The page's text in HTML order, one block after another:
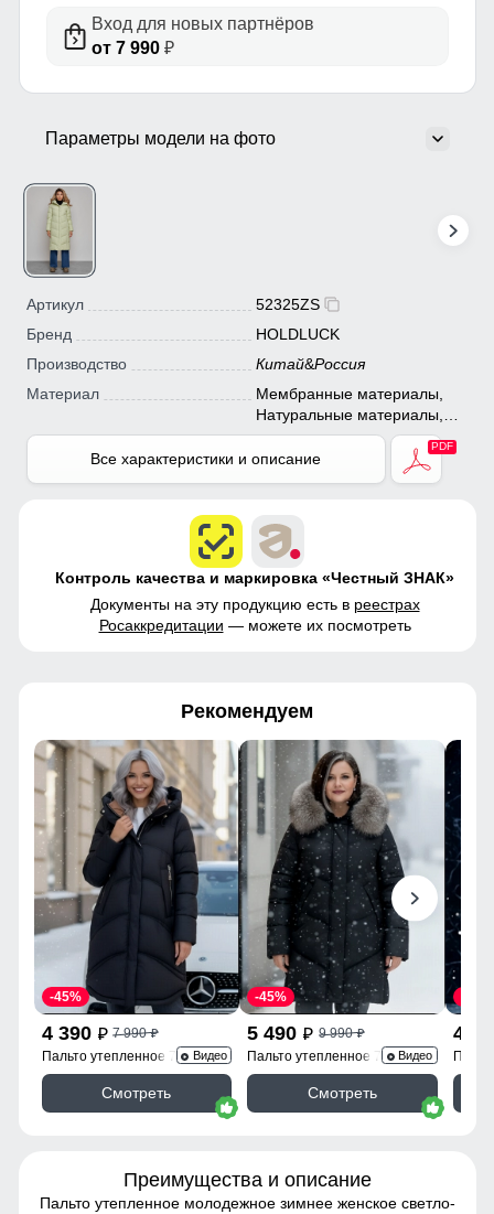
Вход для новых партнёров
от 7 990₽
Параметры модели на фото
Артикул
52325ZS
Бренд
HOLDLUCK
Производство
Китай&Россия
Материал
Мембранные материалы,
Натуральные материалы,
Полиэстер, Плащевка,
Тефлон, Ткань, Экологичные
Все характеристики и описание
Контроль качества и маркировка «Честный ЗНАК»
Документы на эту продукцию есть в реестрах
Росаккредитации — можете их посмотреть
Рекомендуем
4 390 p 7 990p
-45%
Пальто утепленное 7747Ch
Видео
Смотреть
5 490 p 9 990p
-45%
Пальто утепленное 7745Ch
Видео
Смотреть
4
Преимущества и описание
Пальто утепленное молодежное зимнее женское светло-